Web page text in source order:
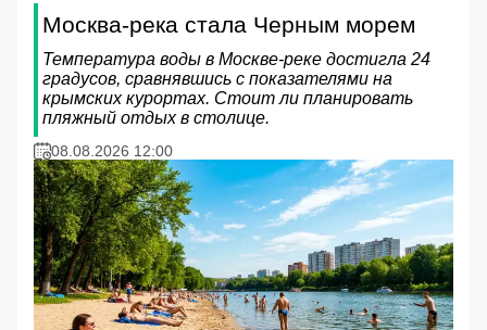
Москва-река стала Черным морем
Температура воды в Москве-реке достигла 24
градусов, сравнявшись с показателями на
крымских курортах. Стоит ли планировать
пляжный отдых в столице.
08.08.2026 12:00